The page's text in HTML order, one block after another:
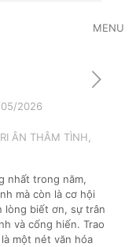
MENU
2026
ÂN THÂM TÌNH,
nhất trong năm,
mà còn là cơ hội
lòng biết ơn, sự trân
và cống hiến. Trao
một nét văn hóa